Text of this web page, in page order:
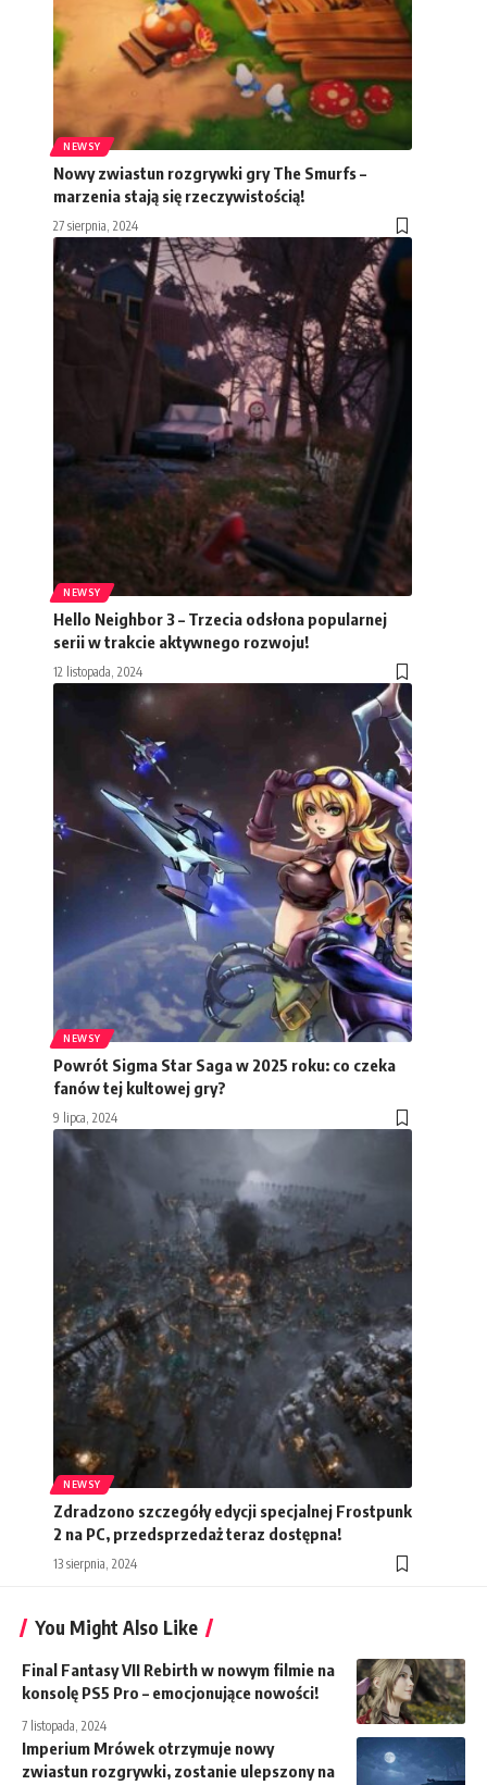
NEWSY
Nowy zwiastun rozgrywki gry The Smurfs –
marzenia stają się rzeczywistością!
27 sierpnia, 2024
NEWSY
Hello Neighbor 3 – Trzecia odsłona popularnej
serii w trakcie aktywnego rozwoju!
12 listopada, 2024
NEWSY
Powrót Sigma Star Saga w 2025 roku: co czeka
fanów tej kultowej gry?
9 lipca, 2024
NEWSY
Zdradzono szczegóły edycji specjalnej Frostpunk
2 na PC, przedsprzedaż teraz dostępna!
13 sierpnia, 2024
You Might Also Like
Final Fantasy VII Rebirth w nowym filmie na
konsolę PS5 Pro – emocjonujące nowości!
7 listopada, 2024
Imperium Mrówek otrzymuje nowy
zwiastun rozgrywki, zostanie ulepszony na